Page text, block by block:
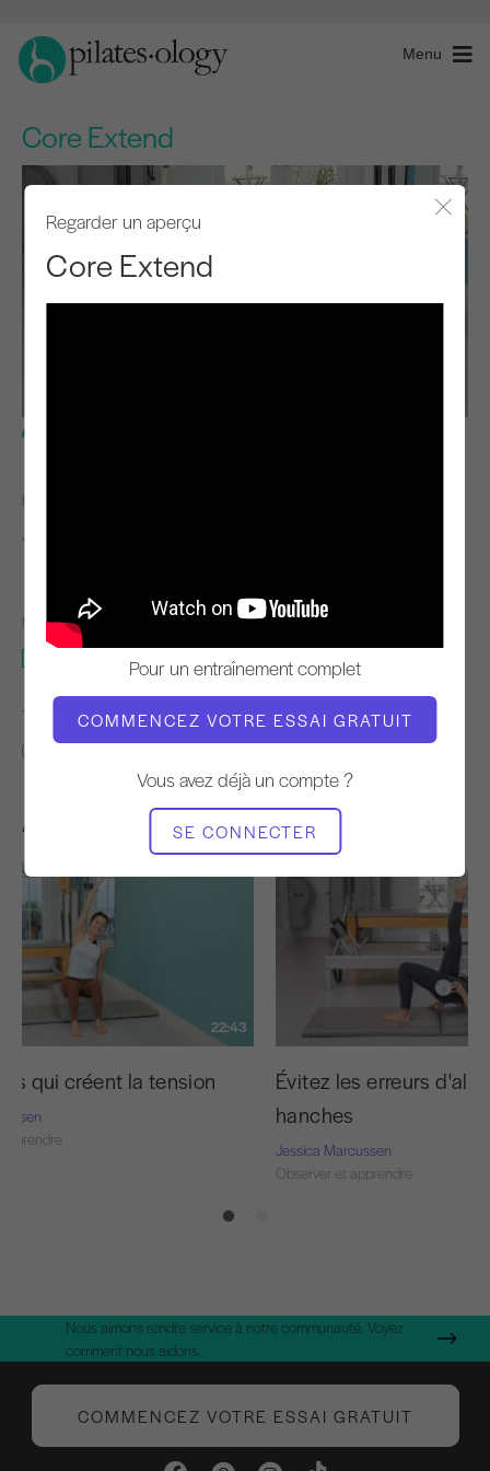
Menu
Core Extend
Regarder un aperçu
Core Extend
Pour un entraînement complet
COMMENCEZ VOTRE ESSAI GRATUIT
Vous avez déjà un compte ?
SE CONNECTER
ENSEIGNANT
Jessica Marcussen
MATÉRIEL NÉCESSAIRE
TROUVER DES COURS SIMILAIRES POUR
Autres séances d'entraînement
22:43
qui créent la tension
Évitez les erreurs
hanches
Jessica Marcussen
Observer et apprendre
Nous aimons rendre service à notre communauté. Voyez
comment nous aidons.
COMMENCEZ VOTRE ESSAI GRATUIT